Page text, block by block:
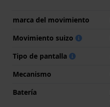
marca del movimiento
Movimiento suizo
Tipo de pantalla
Mecanismo
Batería